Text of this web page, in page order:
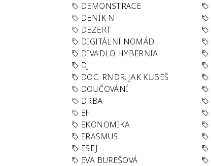
DEMONSTRACE
DENÍK N
DEZERT
DIGITÁLNÍ NOMÁD
DIVADLO HYBERNIA
DJ
DOC. RNDR. JAK KUBEŠ
DOUČOVÁNÍ
DRBA
EF
EKONOMIKA
ERASMUS
ESEJ
EVA BUREŠOVÁ